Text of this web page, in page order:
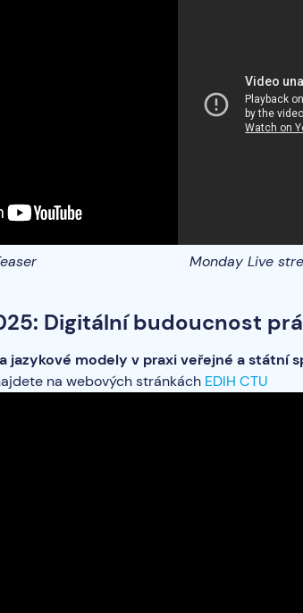
Monday Live
Digitální budoucnost
jazykové modely v praxi veřejné a státní
na webových stránkách EDIH CTU